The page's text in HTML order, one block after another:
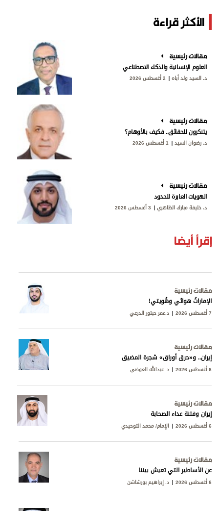
الأكثر قراءة
مقالات رئيسية
العلوم الإنسانية والذكاء الاصطناعي
د. السيد ولد أباه 2 أغسطس 2026
مقالات رئيسية
يتنكرون للحقائق.. فكيف بالأوهام؟
د. رضوان السيد 1 أغسطس 2026
مقالات رئيسية
الهويات العابرة للحدود
د. خليفة مبارك الظاهري 3 أغسطس 2026
إقرأ أيضا
مقالات رئيسية
الإماراتُ هوائي وهُويتي!
7 أغسطس 2026 د.عمر حبتور الدرعي
مقالات رئيسية
إيران.. و«حرق أوراق» شجرة المضيق
6 أغسطس 2026 د. عبدالله العوضي
مقالات رئيسية
إيران وفتنة عداء الصحابة
6 أغسطس 2026 الإمام/ محمد التوحيدي
مقالات رئيسية
عن الأساطير التي تعيش بيننا
6 أغسطس 2026 د. إبراهيم بورشاشن